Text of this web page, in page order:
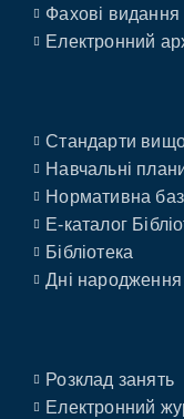
Фахові видання
Електронний
Стандарти
Навчальні
Нормативна
E-каталог
Бібліотека
Дні народження
Розклад занять
Електронний